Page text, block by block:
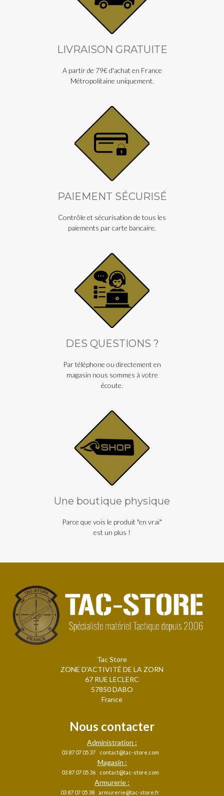
LIVRAISON GRATUITE
A partir de 79€ d'achat en France
Métropolitaine uniquement.
PAIEMENT SÉCURISÉ
Contrôle et sécurisation de tous les
paiements par carte bancaire.
DES QUESTIONS ?
Par téléphone ou directement en
magasin nous sommes à votre
écoute.
Une boutique physique
Parce que vois le produit "en vrai"
est un plus !
Tac Store
ZONE D'ACTIVITÉ DE LA ZORN
67 RUE LECLERC
57850 DABO
France
Nous contacter
Administration :
03 87 07 05 37 contact@tac-store.com
Magasin :
03 87 07 05 36 contact@tac-store.com
Armurerie :
03 87 07 05 38 armurerie@tac-store.fr